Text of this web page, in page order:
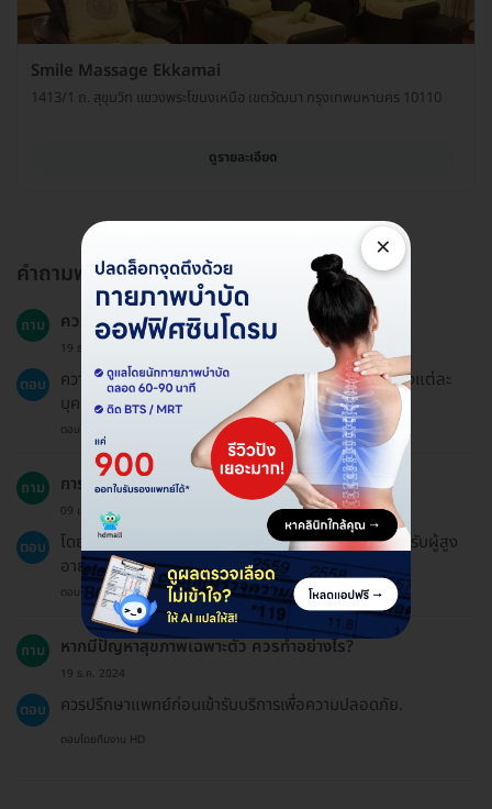
Smile Massage Ekkamai
1413/1 ถ. สุขุมวิท แขวงพระโขนงเหนือ เขตวัฒนา กรุงเทพมหานคร 10110
ดูรายละเอียด
คำถามพบบ่อย
ถาม ควรทำการนวดบ่อยแค่ไหน?
19 ธ.ค. 2024
ตอบ
ความถี่ในการนวดขึ้นอยู่กับความต้องการและสุขภาพของแต่ละ
บุคคล.
ตอบโดยทีมงาน HD
ถาม การนวดเหมาะกับทุกกลุ่มอายุหรือไม่?
09 เม.ย. 2023
ตอบ
โดยทั่วไป การนวดเหมาะกับผู้ใหญ่ แต่ควรระมัดระวังสำหรับผู้สูง
อายุและผู้ที่มีปัญหาสุขภาพเฉพาะ.
ตอบโดยทีมงาน HD
ถาม หากมีปัญหาสุขภาพเฉพาะตัว ควรทำอย่างไร?
19 ธ.ค. 2024
ตอบ ควรปรึกษาแพทย์ก่อนเข้ารับบริการเพื่อความปลอดภัย.
ตอบโดยทีมงาน HD
×